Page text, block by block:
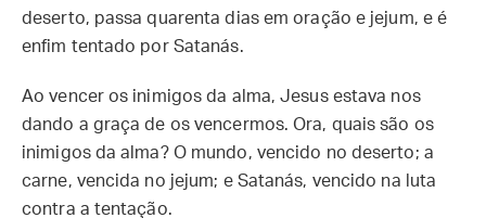
deserto, passa quarenta dias em oração e jejum, e é
enfim tentado por Satanás.
Ao vencer os inimigos da alma, Jesus estava nos
dando a graça de os vencermos. Ora, quais são os
inimigos da alma? O mundo, vencido no deserto; a
carne, vencida no jejum; e Satanás, vencido na luta
contra a tentação.